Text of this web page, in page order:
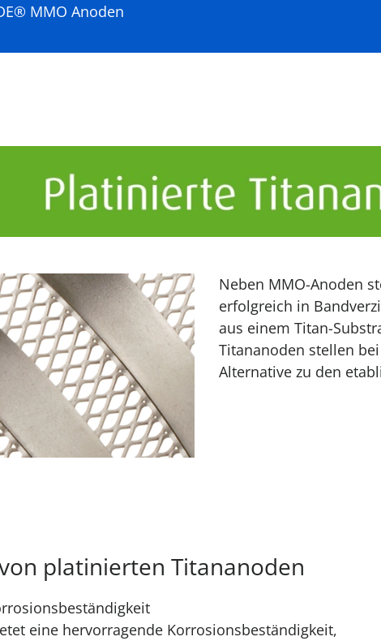
MMO Anoden
Neben MMO-Anoden
erfolgreich in
aus einem Titan-
Titananoden stellen
Alternative zu den
platinierten Titananoden
eine hervorragende Korrosions­beständigkeit,